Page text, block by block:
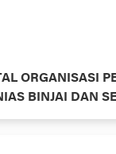
NIAS KITA BINJAI.